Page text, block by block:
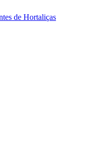
de Hortaliças